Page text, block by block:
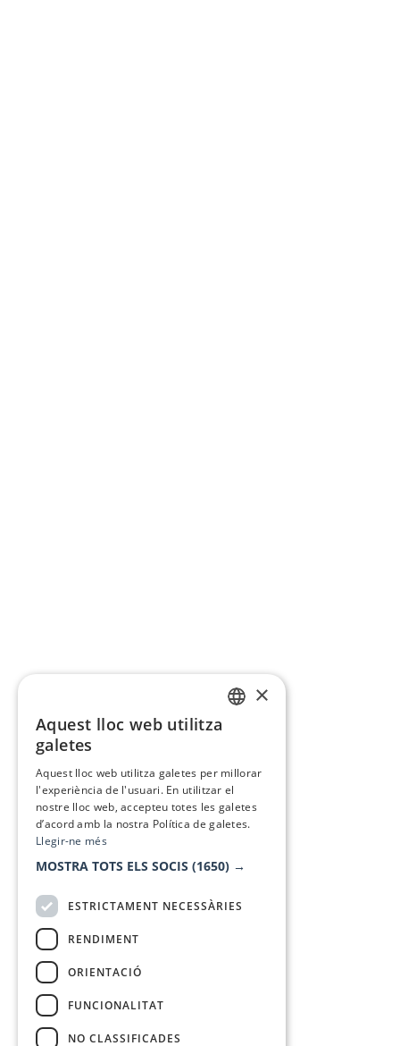
×
Aquest lloc web utilitza
galetes
Aquest lloc web utilitza galetes per millorar
l'experiència de l'usuari. En utilitzar el
nostre lloc web, accepteu totes les galetes
d’acord amb la nostra Política de galetes.
Llegir-ne més
MOSTRA TOTS ELS SOCIS (1650) →
ESTRICTAMENT NECESSÀRIES
RENDIMENT
ORIENTACIÓ
FUNCIONALITAT
NO CLASSIFICADES